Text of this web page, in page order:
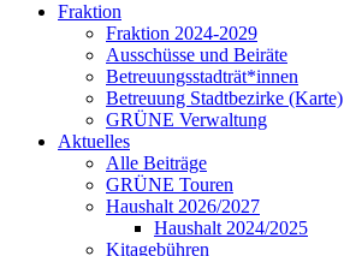
Fraktion
Fraktion 2024-2029
Ausschüsse und Beiräte
Betreuungsstadträt*innen
Betreuung Stadtbezirke (Karte)
GRÜNE Verwaltung
Aktuelles
Alle Beiträge
GRÜNE Touren
Haushalt 2026/2027
Haushalt 2024/2025
Kitagebühren